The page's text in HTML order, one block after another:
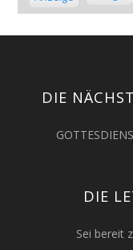
DIE
DIE
Sei bereit